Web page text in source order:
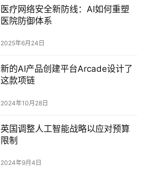
医疗网络安全新防线：AI如何重塑
医院防御体系
2025年6月24日
新的AI产品创建平台Arcade设计了
这款项链
2024年10月28日
英国调整人工智能战略以应对预算
限制
2024年9月4日